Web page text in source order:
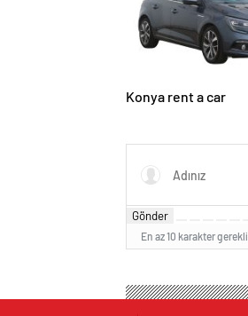
Konya rent a car
Gönder
En az 10 karakter gerekli